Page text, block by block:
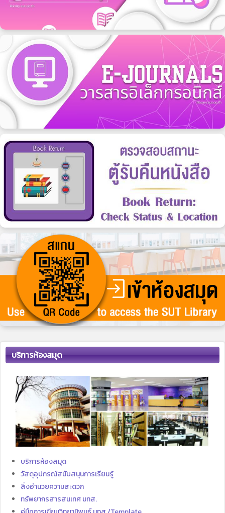
บริการห้องสมุด
บริการห้องสมุด
วัสดุอุปกรณ์สนับสนุนการเรียนรู้
สิ่งอำนวยความสะดวก
ทรัพยากรสารสนเทศ มทส.